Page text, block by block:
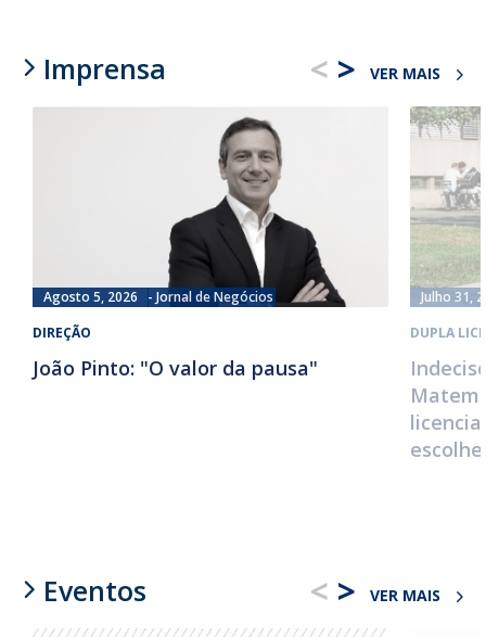
VER MAIS
Imprensa < >
Agosto 5, 2026
Jornal de Negócios
DIREÇÃO
João Pinto: "O valor da pausa"
Julho 31,
DUPLA
VER MAIS
Eventos < >